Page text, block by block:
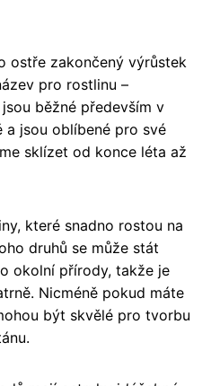
ostře zakončený výrůstek
pro rostlinu –
běžné především v
a jsou oblíbené pro své
sklízet od konce léta až
které snadno rostou na
druhů se může stát
okolní přírody, takže je
Nicméně pokud máte
být skvělé pro tvorbu